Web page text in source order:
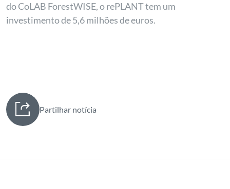
do CoLAB ForestWISE, o rePLANT tem um
investimento de 5,6 milhões de euros.
Partilhar notícia